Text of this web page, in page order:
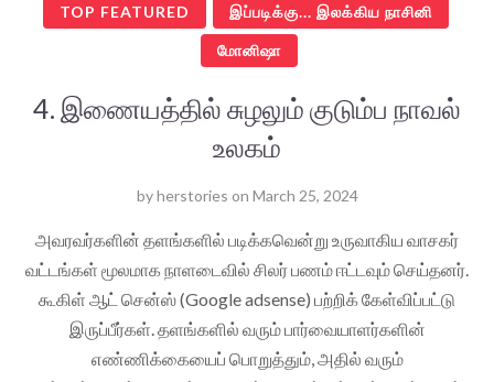
TOP FEATURED இப்படிக்கு... இலக்கிய நாசினி
மோனிஷா
4. இணையத்தில் சுழலும் குடும்ப நாவல்
உலகம்
byherstories on March 25, 2024
அவரவர்களின் தளங்களில் படிக்கவென்று உருவாகிய வாசகர்
வட்டங்கள் மூலமாக நாளடைவில் சிலர் பணம் ஈட்டவும் செய்தனர்.
கூகிள் ஆட் சென்ஸ் (Google adsense) பற்றிக் கேள்விப்பட்டு
இருப்பீர்கள். தளங்களில் வரும் பார்வையாளர்களின்
எண்ணிக்கையைப் பொறுத்தும், அதில் வரும்